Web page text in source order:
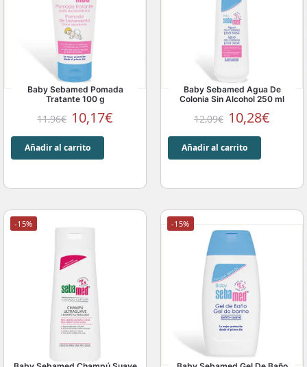
Baby Sebamed Pomada
Tratante 100 g
11,96€ 10,17€
Añadir al carrito
Baby Sebamed Agua De
Colonia Sin Alcohol 250 ml
12,09€ 10,28€
Añadir al carrito
-15% -15%